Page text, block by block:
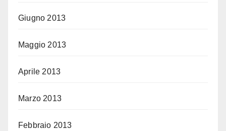
Giugno 2013
Maggio 2013
Aprile 2013
Marzo 2013
Febbraio 2013